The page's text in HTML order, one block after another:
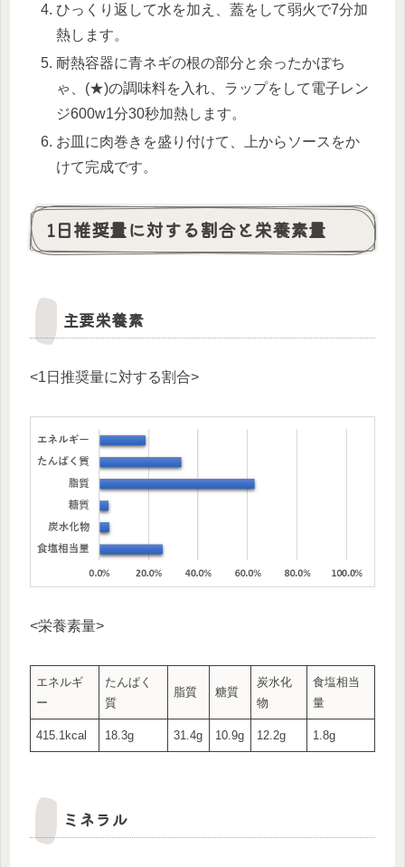
ひっくり返して水を加え、蓋をして弱火で7分加
熱します。
耐熱容器に青ネギの根の部分と余ったかぼち
ゃ、(★)の調味料を入れ、ラップをして電子レン
ジ600w1分30秒加熱します。
お皿に肉巻きを盛り付けて、上からソースをか
けて完成です。
1日推奨量に対する割合と栄養素量
主要栄養素
<1日推奨量に対する割合>
<栄養素量>
エネルギ
ー
たんぱく
質
脂質 糖質
炭水化
物
食塩相当
量
415.1kcal 18.3g 31.4g 10.9g 12.2g 1.8g
ミネラル